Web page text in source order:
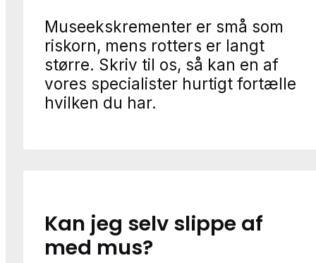
Museekskrementer er små som
riskorn, mens rotters er langt
større. Skriv til os, så kan en af
vores specialister hurtigt fortælle
hvilken du har.
Kan jeg selv slippe af
med mus?